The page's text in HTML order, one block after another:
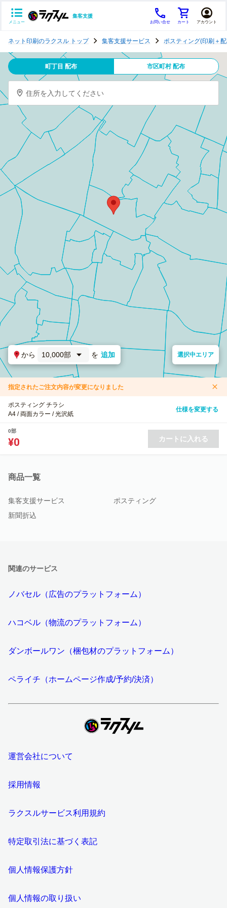
メニュー
集客支援
お問い合せ カート アカウント
テ
ン
グ
ネット印刷のラクスル トップ 集客支援サービス ポスティング(印刷＋
町丁目 配布 市区町村 配布
住所を入力してください
から 10,000部 を 追加 選択中エリア
指定されたご注文内容が変更になりました
ポスティング チラシ
A4 / 両面カラー / 光沢紙
仕様を変更する
0部
¥0 カートに入れる
商品一覧
集客支援サービス
ポスティング
新聞折込
関連のサービス
ノバセル（広告のプラットフォーム）
ハコベル（物流のプラットフォーム）
ダンボールワン（梱包材のプラットフォーム）
ペライチ（ホームページ作成/予約/決済）
運営会社について
採用情報
ラクスルサービス利用規約
特定取引法に基づく表記
個人情報保護方針
個人情報の取り扱い